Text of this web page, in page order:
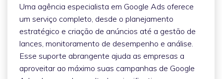
Uma agência especialista em Google Ads oferece
um serviço completo, desde o planejamento
estratégico e criação de anúncios até a gestão de
lances, monitoramento de desempenho e análise.
Esse suporte abrangente ajuda as empresas a
aproveitar ao máximo suas campanhas de Google